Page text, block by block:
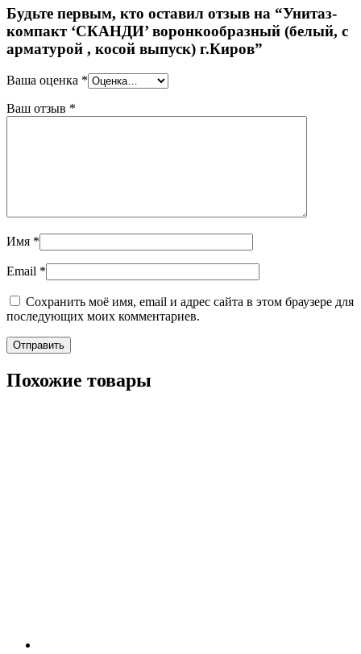
Будьте первым, кто оставил отзыв на “Унитаз-
компакт ‘СКАНДИ’ воронкообразный (белый, с
арматурой , косой выпуск) г.Киров”
Ваша оценка *
Ваш отзыв *
Имя *
Email *
Сохранить моё имя, email и адрес сайта в этом браузере для
последующих моих комментариев.
Похожие товары